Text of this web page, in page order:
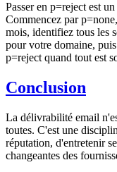
Passer en p=reject est
Commencez par
mois, identifiez tous les
pour votre domaine,
p=reject quand tout est
Conclusion
La délivrabilité email
toutes. C'est une
réputation, d'entretenir
changeantes des